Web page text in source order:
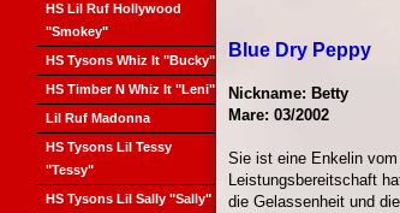
HS Lil Ruf Hollywood
"Smokey"
HS Tysons Whiz It "Bucky"
HS Timber N Whiz It "Leni"
Lil Ruf Madonna
HS Tysons Lil Tessy
"Tessy"
HS Tysons Lil Sally "Sally"
Blue Dry Peppy
Nickname: Betty
Mare: 03/2002
Sie ist eine Enkelin
Leistungsbereitschaft
die Gelassenheit und